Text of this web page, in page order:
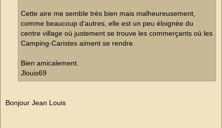
Cette aire me semble très bien mais malheureusement,
comme beaucoup d'autres, elle est un peu éloignée du
centre village où justement se trouve les commerçants où les
Camping-Caristes aiment se rendre.
Bien amicalement.
Jlouis69
Bonjour Jean Louis